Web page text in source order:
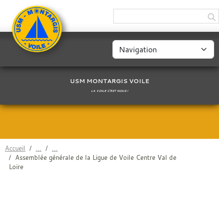
USM MONTARGIS VOILE
LA VOILE C'EST NOUS !
Accueil
Assemblée générale de la Ligue de Voile Centre Val de
Loire
Panneau de gestion des cookies